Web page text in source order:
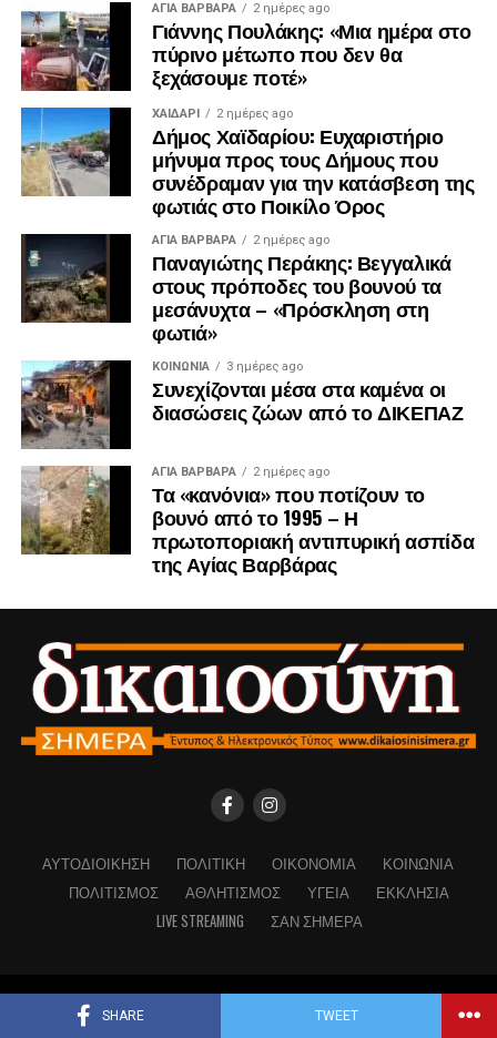
SHARE TWEET
ΑΓΙΑ ΒΑΡΒΑΡΑ 2 ημέρες ago
Γιάννης Πουλάκης: «Μια ημέρα στο
πύρινο μέτωπο που δεν θα
ξεχάσουμε ποτέ»
ΧΑΪΔΑΡΙ 2 ημέρες ago
Δήμος Χαϊδαρίου: Ευχαριστήριο
μήνυμα προς τους Δήμους που
συνέδραμαν για την κατάσβεση της
φωτιάς στο Ποικίλο Όρος
ΑΓΙΑ ΒΑΡΒΑΡΑ 2 ημέρες ago
Παναγιώτης Περάκης: Βεγγαλικά
στους πρόποδες του βουνού τα
μεσάνυχτα – «Πρόσκληση στη
φωτιά»
ΚΟΙΝΩΝΊΑ 3 ημέρες ago
Συνεχίζονται μέσα στα καμένα οι
διασώσεις ζώων από το ΔΙΚΕΠΑΖ
ΑΓΙΑ ΒΑΡΒΑΡΑ 2 ημέρες ago
Τα «κανόνια» που ποτίζουν το
βουνό από το 1995 – Η
πρωτοποριακή αντιπυρική ασπίδα
της Αγίας Βαρβάρας
ΑΥΤΟΔΙΟΊΚΗΣΗ ΠΟΛΙΤΙΚΉ ΟΙΚΟΝΟΜΊΑ
ΚΟΙΝΩΝΊΑ
ΠΟΛΙΤΙΣΜΌΣ
ΑΘΛΗΤΙΣΜΌΣ ΥΓΕΊΑ
ΕΚΚΛΗΣΊΑ
LIVE STREAMING
ΣΑΝ ΣΉΜΕΡΑ
Copyright © Dikaiosinisimera.gr 2026